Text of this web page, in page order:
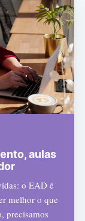
aulas
o EAD é
melhor o que
precisamos